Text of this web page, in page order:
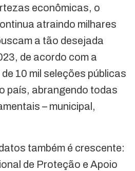
econômicas, o
atraindo milhares
a tão desejada
de acordo com a
10 mil seleções públicas
país, abrangendo todas
– municipal,
também é crescente:
de Proteção e Apoio